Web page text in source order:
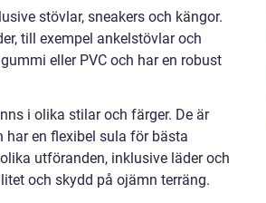
stövlar, sneakers och kängor.
till exempel ankelstövlar och
eller PVC och har en robust
i olika stilar och färger. De är
en flexibel sula för bästa
utföranden, inklusive läder och
och skydd på ojämn terräng.